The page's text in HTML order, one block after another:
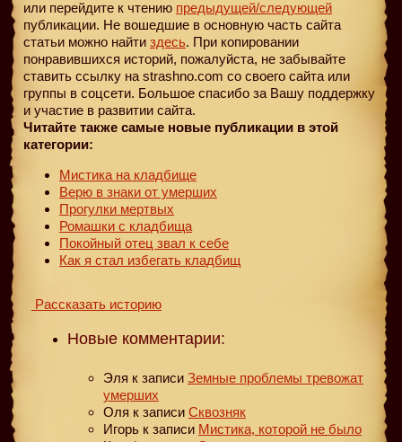
или перейдите к чтению предыдущей/следующей
публикации. Не вошедшие в основную часть сайта
статьи можно найти здесь. При копировании
понравившихся историй, пожалуйста, не забывайте
ставить ссылку на strashno.com со своего сайта или
группы в соцсети. Большое спасибо за Вашу поддержку
и участие в развитии сайта.
Читайте также самые новые публикации в этой
категории:
Мистика на кладбище
Верю в знаки от умерших
Прогулки мертвых
Ромашки с кладбища
Покойный отец звал к себе
Как я стал избегать кладбищ
Рассказать историю
Новые комментарии:
Эля к записи Земные проблемы тревожат
умерших
Оля к записи Сквозняк
Игорь к записи Мистика, которой не было